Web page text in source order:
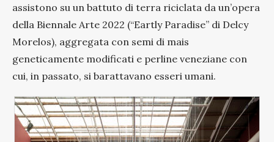
assistono su un battuto di terra riciclata da un’opera
della Biennale Arte 2022 (“Eartly Paradise” di Delcy
Morelos), aggregata con semi di mais
geneticamente modificati e perline veneziane con
cui, in passato, si barattavano esseri umani.